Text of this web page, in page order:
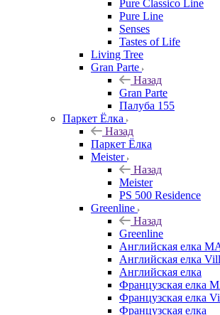
Pure Classico Line
Pure Line
Senses
Tastes of Life
Living Tree
Gran Parte
Назад
Gran Parte
Палуба 155
Паркет Ёлка
Назад
Паркет Ёлка
Meister
Назад
Meister
PS 500 Residence
Greenline
Назад
Greenline
Английская елка
Английская елка
Английская елка
Французская елка
Французская елка
Французская елка